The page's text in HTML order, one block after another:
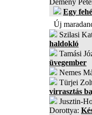
Demény
Egy
Új
Szilasi
haldokló
Tamási
üvegember
Nemes
Türjei
virrasztás
Jusztin-
Dorottya: